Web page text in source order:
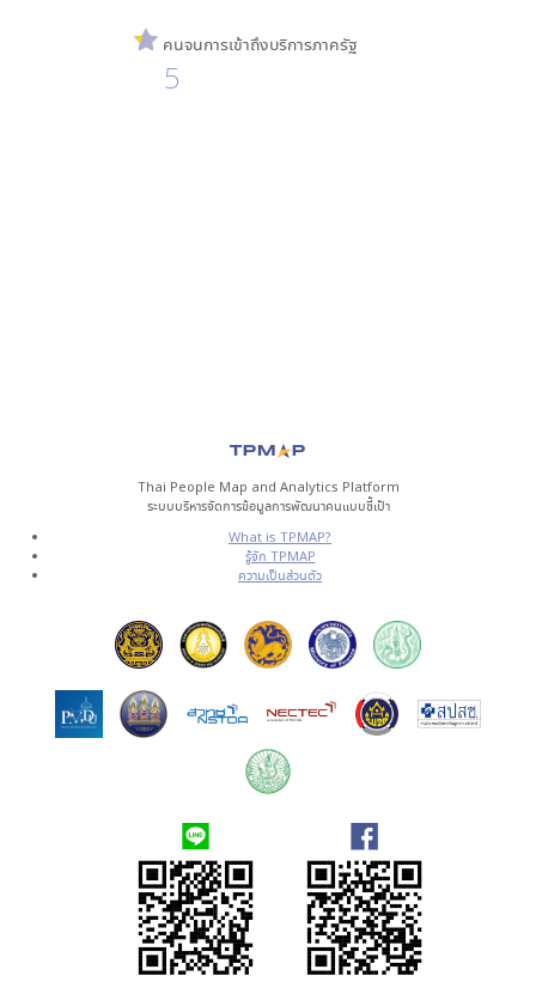
คนจนการเข้าถึงบริการภาครัฐ
5
Thai People Map and Analytics Platform
ระบบบริหารจัดการข้อมูลการพัฒนาคนแบบชี้เป้า
What is TPMAP?
รู้จัก TPMAP
ความเป็นส่วนตัว